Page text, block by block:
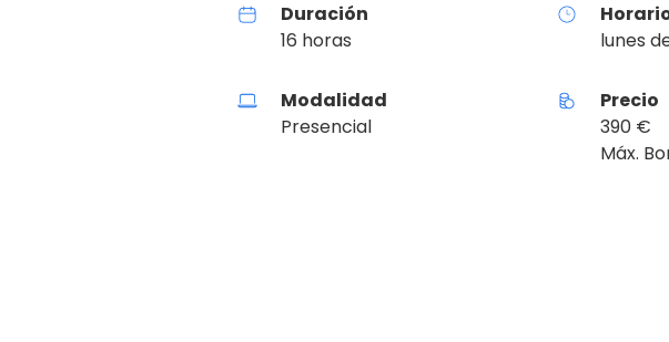
Duración
16 horas
lunes
Modalidad
Presencial
Precio
390 €
Máx.